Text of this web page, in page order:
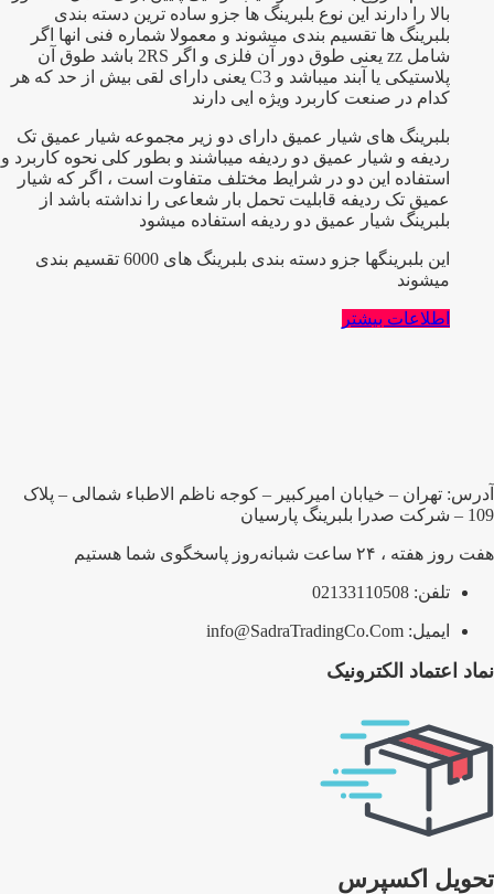
بالا را دارند این نوع بلبرینگ ها جزو ساده ترین دسته بندی
بلبرینگ ها تقسیم بندی میشوند و معمولا شماره فنی انها اگر
شامل zz یعنی طوق دور آن فلزی و اگر 2RS باشد طوق آن
پلاستیکی یا آبند میباشد و C3 یعنی دارای لقی بیش از حد که هر
کدام در صنعت کاربرد ویژه ایی دارند
بلبرینگ های شیار عمیق دارای دو زیر مجموعه شیار عمیق تک
ردیفه و شیار عمیق دو ردیفه میباشند و بطور کلی نحوه کاربرد و
استفاده این دو در شرایط مختلف متفاوت است ، اگر که شیار
عمیق تک ردیفه قابلیت تحمل بار شعاعی را نداشته باشد از
بلبرینگ شیار عمیق دو ردیفه استفاده میشود
این بلبرینگها جزو دسته بندی بلبرینگ های 6000 تقسیم بندی
میشوند
اطلاعات بیشتر
آدرس: تهران – خیابان امیرکبیر – کوجه ناظم الاطباء شمالی – پلاک
109 – شرکت صدرا بلبرینگ پارسیان
هفت روز هفته ، ۲۴ ساعت شبانه‌روز پاسخگوی شما هستیم
تلفن: 02133110508
ایمیل: info@SadraTradingCo.Com
نماد اعتماد الکترونیک
تحویل اکسپرس